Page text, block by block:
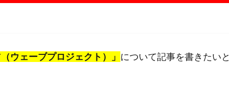
（ウェーブプロジェクト） 」 について記事を書きたいと